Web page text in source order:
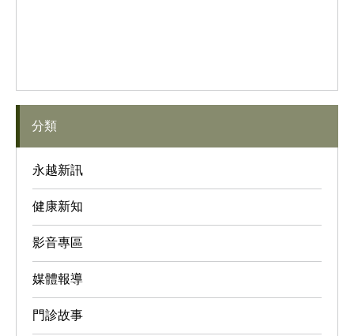
分類
永越新訊
健康新知
影音專區
媒體報導
門診故事